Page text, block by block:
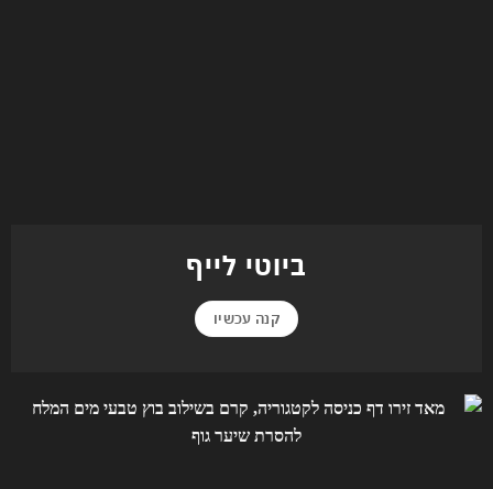
ביוטי לייף
קנה עכשיו